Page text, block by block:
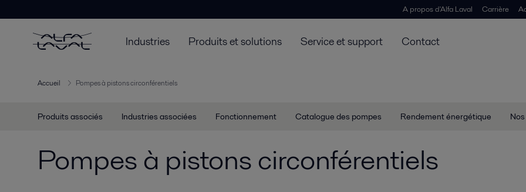
A propos d'Alfa Laval Carrière
Industries Produits et solutions Service et support Contact
Accueil Pompes à pistons circonférentiels
Produits associés Industries associées Fonctionnement Catalogue des pompes Rendement énergétique
Pompes à pistons circonférentiels